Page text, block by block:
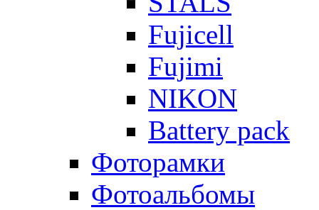
Fujicell
Fujimi
NIKON
Battery pack
Фоторамки
Фотоальбомы